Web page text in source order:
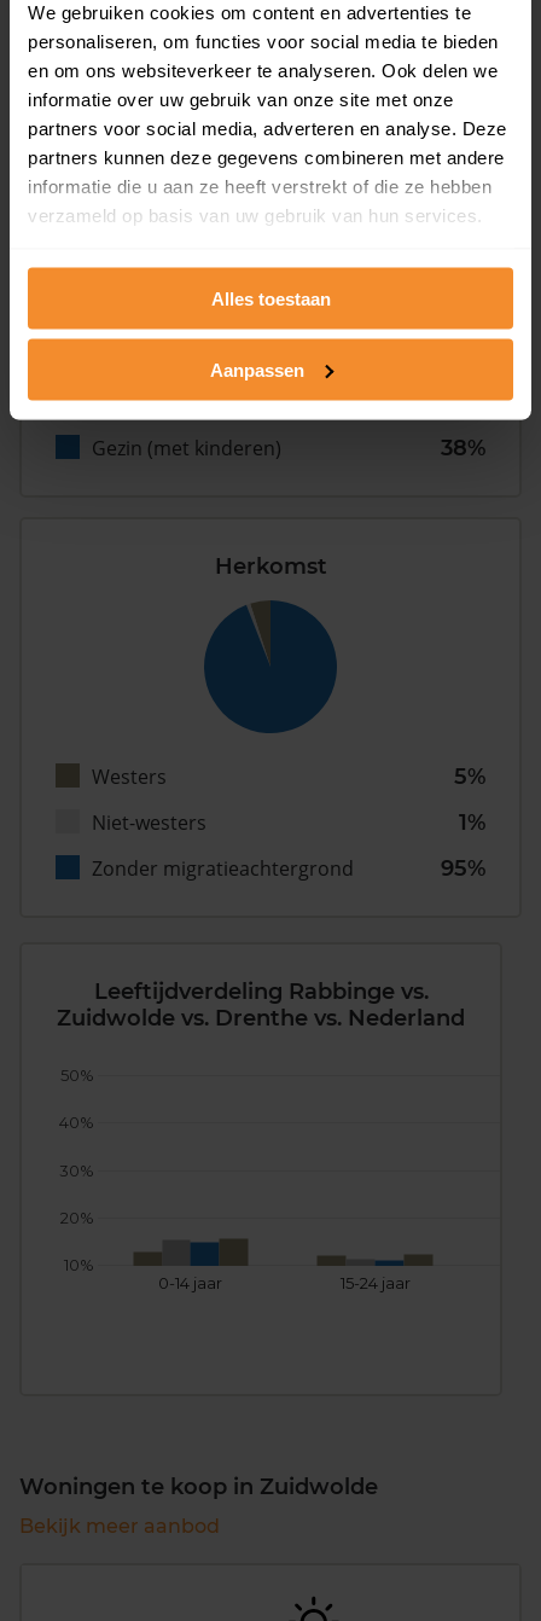
We gebruiken cookies om content en advertenties te
personaliseren, om functies voor social media te bieden
en om ons websiteverkeer te analyseren. Ook delen we
informatie over uw gebruik van onze site met onze
partners voor social media, adverteren en analyse. Deze
partners kunnen deze gegevens combineren met andere
informatie die u aan ze heeft verstrekt of die ze hebben
verzameld op basis van uw gebruik van hun services.
Alles toestaan
Aanpassen
Inwoners
Type huishoudens
Stel (geen kinderen)
42%
Gezin (met kinderen)
38%
Herkomst
Westers
5%
Niet-westers
1%
Zonder migratieachtergrond
95%
Leeftijdverdeling Rabbinge vs.
Zuidwolde vs. Drenthe vs. Nederland
0-14 jaar 15-24 jaar
10%
20%
30%
40%
50%
Woningen te koop in Zuidwolde
Bekijk meer aanbod